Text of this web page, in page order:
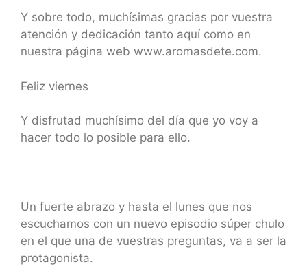
Y sobre todo, muchísimas gracias por vuestra
atención y dedicación tanto aquí como en
nuestra página web www.aromasdete.com.
Feliz viernes
Y disfrutad muchísimo del día que yo voy a
hacer todo lo posible para ello.
Un fuerte abrazo y hasta el lunes que nos
escuchamos con un nuevo episodio súper chulo
en el que una de vuestras preguntas, va a ser la
protagonista.